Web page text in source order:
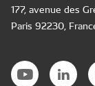
177, avenue des
Paris 92230,